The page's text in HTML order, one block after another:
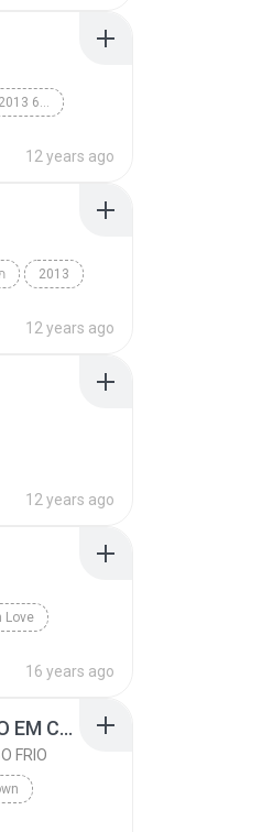
Unknown Album (5/30/2013 6:57:02 PM)
12 years ago
2013
12 years ago
12 years ago
Love
16 years ago
MONEY, MONEY, MONEY - AO VIVO EM CABO FRIO
FRIO